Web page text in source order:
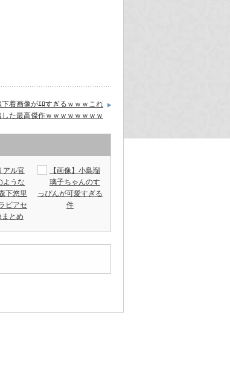
着画像がｴﾛすぎるｗｗｗこれ
た最高傑作ｗｗｗｗｗｗｗｗ
アル官
ような
下悠里
ビアセ
まとめ
【画像】小島瑠
璃子ちゃんのす
っぴんが可愛すぎる
件